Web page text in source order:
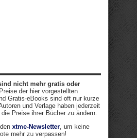
nicht mehr gratis oder
der hier vorgestellten
Gratis-eBooks sind oft nur kurze
und Verlage haben jederzeit
Preise ihrer Bücher zu ändern.
xtme-Newsletter, um keine
mehr zu verpassen!